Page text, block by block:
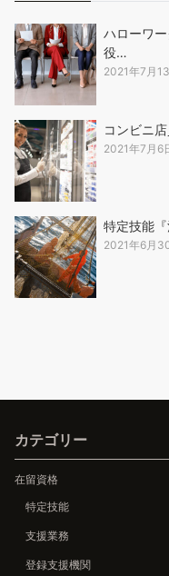
ハローワ
役…
2021年7月
コンビニ
2021年7月6
特定技能
2021年6月
カテゴリー
在留資格
特定技能
支援業務
登録支援機関